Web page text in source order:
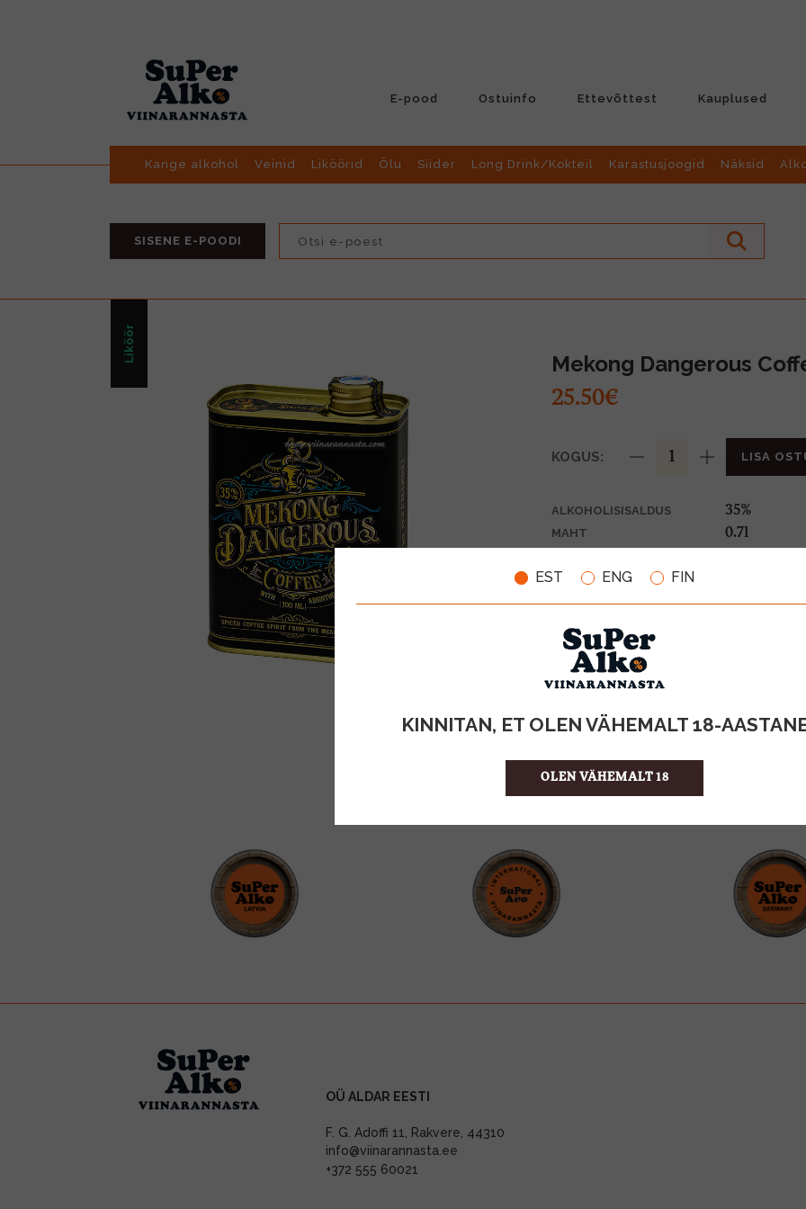
EST ENG FIN
KINNITAN, ET OLEN VÄHEMALT 18-
OLEN VÄHEMALT 18
E-pood Ostuinfo Ettevõttest Kauplused
Kange alkohol Veinid Liköörid Õlu Siider Long Drink/Kokteil Karastusjoogid Näksid
SISENE E-POODI
Liköör
Mekong Dangerous
25.50€
KOGUS: LISA
ALKOHOLISISALDUS 35%
MAHT 0.7l
TOOTE LIIK
ÜHIKU HIND
KOGUS KASTIS
OÜ ALDAR EESTI
F. G. Adoffi 11, Rakvere, 44310
info@viinarannasta.ee
+372 555 60021